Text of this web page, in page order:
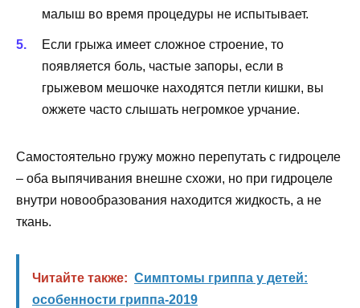
малыш во время процедуры не испытывает.
Если грыжа имеет сложное строение, то
появляется боль, частые запоры, если в
грыжевом мешочке находятся петли кишки, вы
ожжете часто слышать негромкое урчание.
Самостоятельно гружу можно перепутать с гидроцеле
– оба выпячивания внешне схожи, но при гидроцеле
внутри новообразования находится жидкость, а не
ткань.
Читайте также: Симптомы гриппа у детей:
особенности гриппа-2019